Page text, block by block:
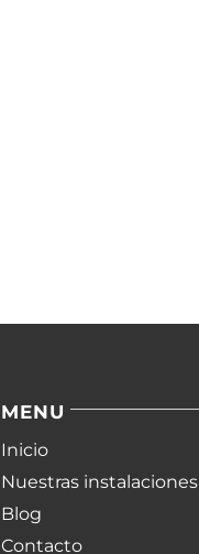
MENU
Inicio
Nuestras instalaciones
Blog
Contacto